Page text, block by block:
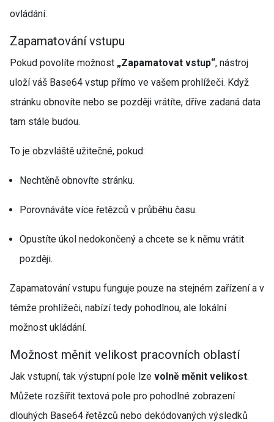
ovládání.
Zapamatování vstupu
Pokud povolíte možnost „Zapamatovat vstup“, nástroj
uloží váš Base64 vstup přímo ve vašem prohlížeči. Když
stránku obnovíte nebo se později vrátíte, dříve zadaná data
tam stále budou.
To je obzvláště užitečné, pokud:
Nechtěně obnovíte stránku.
Porovnáváte více řetězců v průběhu času.
Opustíte úkol nedokončený a chcete se k němu vrátit
později.
Zapamatování vstupu funguje pouze na stejném zařízení a v
témže prohlížeči, nabízí tedy pohodlnou, ale lokální
možnost ukládání.
Možnost měnit velikost pracovních oblastí
Jak vstupní, tak výstupní pole lze volně měnit velikost.
Můžete rozšířit textová pole pro pohodlné zobrazení
dlouhých Base64 řetězců nebo dekódovaných výsledků